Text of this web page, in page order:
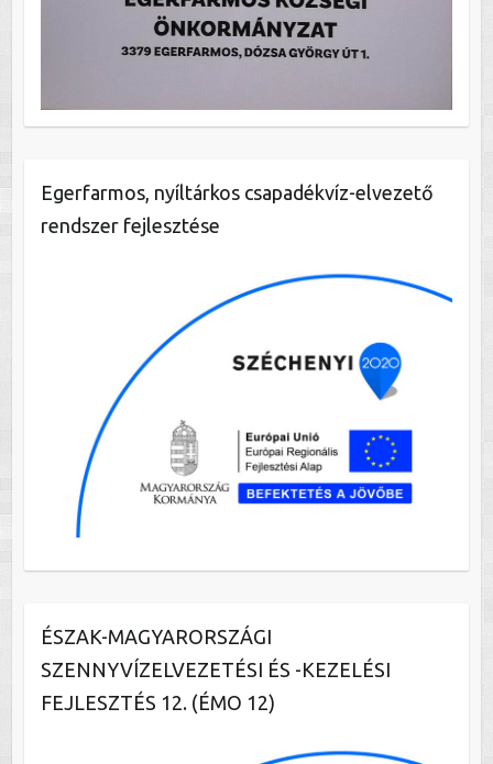
Egerfarmos, nyíltárkos csapadékvíz-elvezető
rendszer fejlesztése
ÉSZAK-MAGYARORSZÁGI
SZENNYVÍZELVEZETÉSI ÉS -KEZELÉSI
FEJLESZTÉS 12. (ÉMO 12)